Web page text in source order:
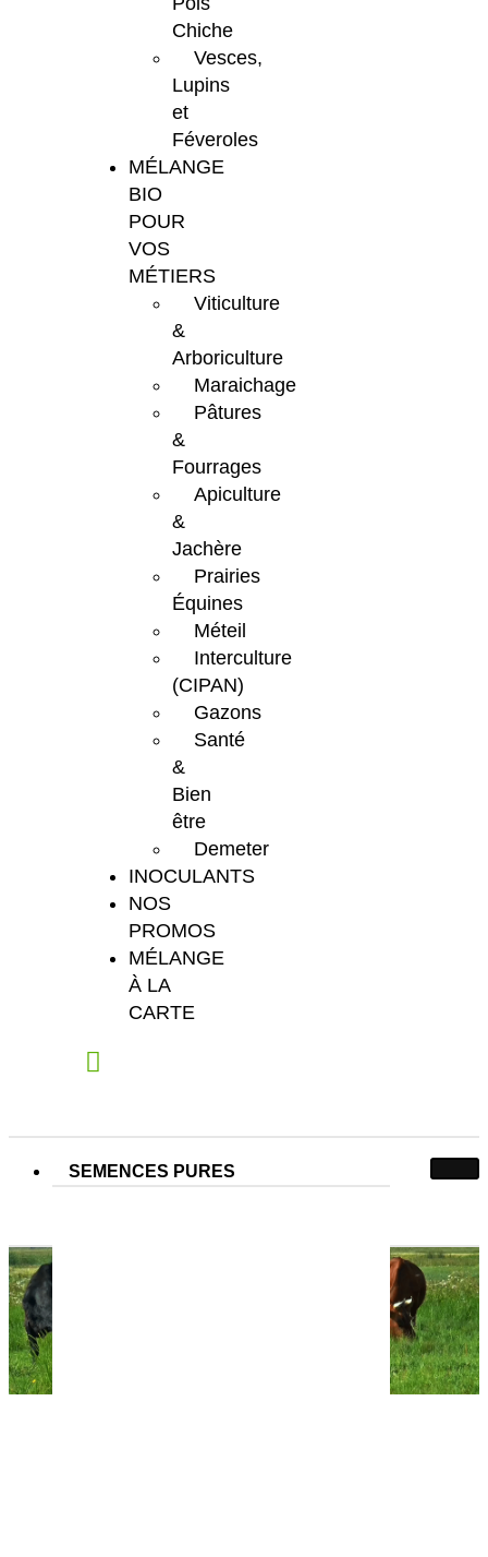
Chiche
Vesces,
Lupins
et
Féveroles
MÉLANGE
BIO
POUR
VOS
MÉTIERS
Viticulture
&
Arboriculture
Maraichage
Pâtures
&
Fourrages
Apiculture
&
Jachère
Prairies
Équines
Méteil
Interculture
(CIPAN)
Gazons
Santé
&
Bien
être
Demeter
INOCULANTS
NOS
PROMOS
MÉLANGE
À LA
CARTE
SEMENCES PURES